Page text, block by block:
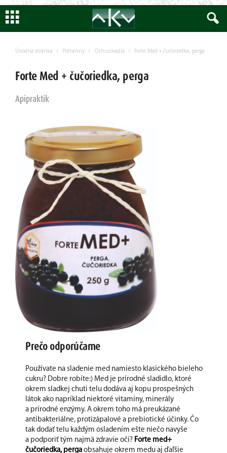
Encyklopedia
AKV
Úvodná stránka Potraviny Ochucovadlá Forte Med + čučoriedka, perga
Forte Med + čučoriedka, perga
Apipraktik
Prečo odporúčame
Používate na sladenie med namiesto klasického bieleho
cukru? Dobre robíte:) Med je prírodné sladidlo, ktoré
okrem sladkej chuti telu dodáva aj kopu prospešných
látok ako napríklad niektoré vitamíny, minerály
a prírodné enzýmy. A okrem toho má preukázané
antibakteriálne, protizápalové a prebiotické účinky. Čo
tak dodať telu každým osladením ešte niečo navyše
a podporiť tým najmä zdravie očí? Forte med+
čučoriedka, perga obsahuje okrem medu aj ďaľšie